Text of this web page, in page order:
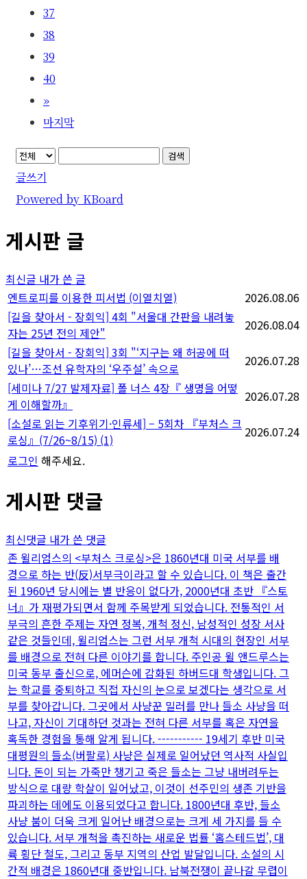
37
38
39
40
»
마지막
검색
글쓰기
Powered by KBoard
게시판 글
최신글 내가 쓴 글
엔트로피를 이용한 피서법 (이열치열)
2026.08.06
[길을 찾아서 - 장회익] 4회 "서울대 간판을 내려놓
자는 25년 전의 제안"
2026.08.04
[길을 찾아서 - 장회익] 3회 "‘지구는 왜 허공에 떠
있나’…조선 유학자의 ‘우주설’ 속으로
2026.07.28
[세미나 7/27 발제자료] 폴 너스 4장『 생명을 어떻
게 이해할까』
2026.07.28
[소설로 읽는 기후위기·인류세] – 5회차 『부처스 크
로싱』(7/26~8/15) (1)
2026.07.24
로그인 해주세요.
게시판 댓글
최신댓글 내가 쓴 댓글
존 윌리엄스의 <부처스 크로싱>은 1860년대 미국 서부를 배
경으로 하는 반(反)서부극이라고 할 수 있습니다. 이 책은 출간
된 1960년 당시에는 별 반응이 없다가, 2000년대 초반 『스토
너』가 재평가되면서 함께 주목받게 되었습니다. 전통적인 서
부극의 흔한 주제는 자연 정복, 개척 정신, 남성적인 성장 서사
같은 것들인데, 윌리엄스는 그런 서부 개척 시대의 현장인 서부
를 배경으로 전혀 다른 이야기를 합니다. 주인공 윌 앤드루스는
미국 동부 출신으로, 에머슨에 감화된 하버드대 학생입니다. 그
는 학교를 중퇴하고 직접 자신의 눈으로 보겠다는 생각으로 서
부를 찾아갑니다. 그곳에서 사냥꾼 밀러를 만나 들소 사냥을 떠
나고, 자신이 기대하던 것과는 전혀 다른 서부를 혹은 자연을
혹독한 경험을 통해 알게 됩니다. ----------- 19세기 후반 미국
대평원의 들소(버팔로) 사냥은 실제로 일어났던 역사적 사실입
니다. 돈이 되는 가죽만 챙기고 죽은 들소는 그냥 내버려두는
방식으로 대량 학살이 일어났고, 이것이 선주민의 생존 기반을
파괴하는 데에도 이용되었다고 합니다. 1800년대 후반, 들소
사냥 붐이 더욱 크게 일어난 배경으로는 크게 세 가지를 들 수
있습니다. 서부 개척을 촉진하는 새로운 법률 ‘홈스테드법’, 대
륙 횡단 철도, 그리고 동부 지역의 산업 발달입니다. 소설의 시
간적 배경은 1860년대 중반입니다. 남북전쟁이 끝나갈 무렵이